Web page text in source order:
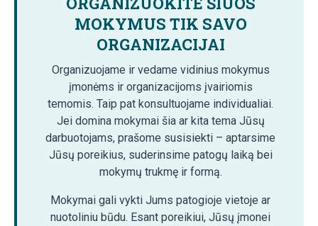
MOKYMUS TIK SAVO
ORGANIZACIJAI
Organizuojame ir vedame vidinius mokymus
įmonėms ir organizacijoms įvairiomis
temomis. Taip pat konsultuojame individualiai.
Jei domina mokymai šia ar kita tema Jūsų
darbuotojams, prašome susisiekti – aptarsime
Jūsų poreikius, suderinsime patogų laiką bei
mokymų trukmę ir formą.
Mokymai gali vykti Jums patogioje vietoje ar
nuotoliniu būdu. Esant poreikiui, Jūsų įmonei